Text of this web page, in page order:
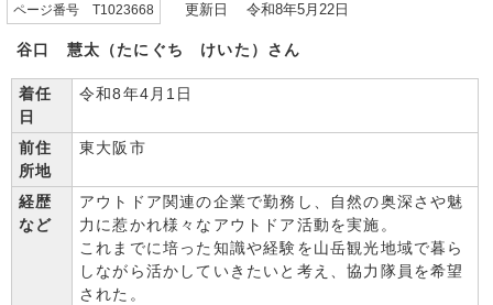
ページ番号 T1023668 更新日 令和8年5月22日
谷口 慧太（たにぐち けいた）さん
着任
日
令和8年4月1日
前住
所地
東大阪市
経歴
など
アウトドア関連の企業で勤務し、自然の奥深さや魅
力に惹かれ様々なアウトドア活動を実施。
これまでに培った知識や経験を山岳観光地域で暮ら
しながら活かしていきたいと考え、協力隊員を希望
された。